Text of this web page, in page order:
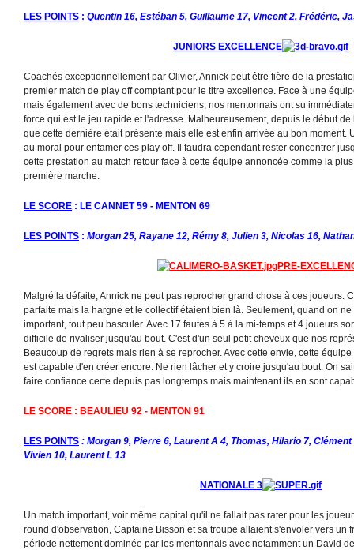
LES POINTS : Quentin 16, Estéban 5, Guillaume 17, Vincent 2, Frédéric,
JUNIORS EXCELLENCE
Coachés exceptionnellement par Olivier, Annick peut être fière de la
premier match de play off comptant pour le titre excellence. Face à une
mais également avec de bons techniciens, nos mentonnais ont su
force qui est le jeu rapide et l'adresse. Malheureusement, depuis le début
que cette dernière était présente mais elle est enfin arrivée au bon moment.
au moral pour entamer ces play off. Il faudra cependant rester concentrer
cette prestation au match retour face à cette équipe annoncée comme la
première marche.
LE SCORE : LE CANNET 59 - MENTON 69
LES POINTS : Morgan 25, Rayane 12, Rémy 8, Julien 3, Nicolas 16,
PRE-
Malgré la défaite, Annick ne peut pas reprocher grand chose à ces joueurs.
parfaite mais la hargne et le collectif étaient bien là. Seulement, quand on
important, tout peu basculer. Avec 17 fautes à 5 à la mi-temps et 4 joueurs
difficile de rivaliser jusqu'au bout. C'est d'un seul petit cheveux que nos
Beaucoup de regrets mais rien à se reprocher. Avec cette envie, cette
est capable d'en créer encore. Ne rien lâcher et y croire jusqu'au bout. On
faire confiance certe depuis pas longtemps mais maintenant ils en sont
LE SCORE : BEAULIEU 92 - MENTON 91
LES POINTS : Morgan 9, Pierre 6, Laurent A 4, Thomas, Hilario 7,
Vivien 10, Laurent L 13
NATIONALE 3
Un match important, voir même capital qu'il ne fallait pas rater pour les
round d'observation, Captaine Bisson et sa troupe allaient s'envoler vers un
période nettement dominée par les mentonnais avec notamment un David